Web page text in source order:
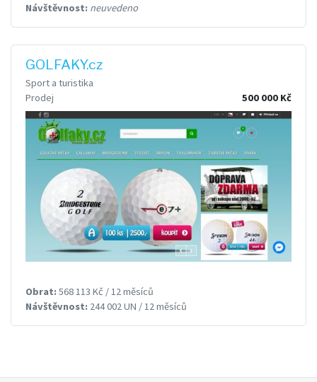
Návštěvnost: neuvedeno
GOLFAKY.cz
Sport a turistika
Prodej
500 000 Kč
Obrat: 568 113 Kč / 12 měsíců
Návštěvnost: 244 002 UN / 12 měsíců